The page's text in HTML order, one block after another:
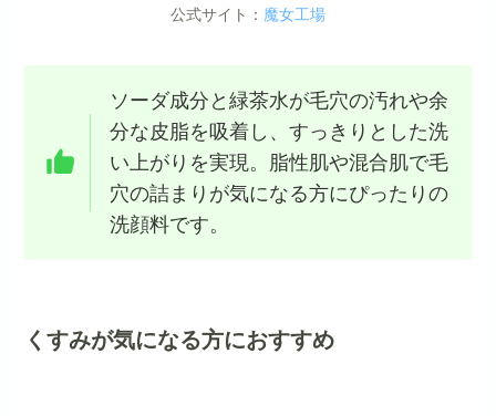
公式サイト： 魔女工場
ソーダ成分と緑茶水が毛穴の汚れや余
分な皮脂を吸着し、すっきりとした洗
い上がりを実現。脂性肌や混合肌で毛
穴の詰まりが気になる方にぴったりの
洗顔料です。
くすみが気になる方におすすめ